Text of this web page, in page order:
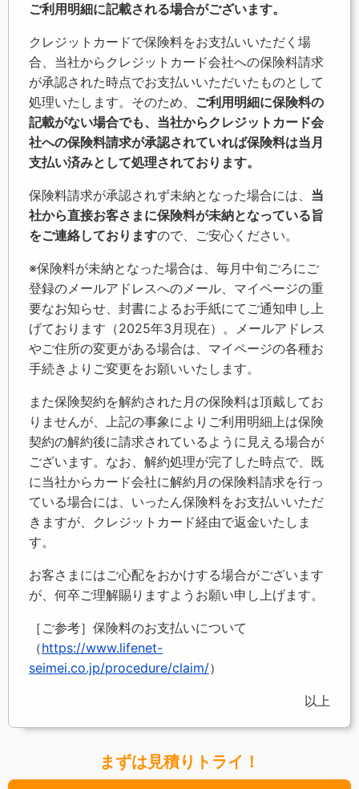
ご利用明細に記載される場合がございます。
クレジットカードで保険料をお支払いいただく場
合、当社からクレジットカード会社への保険料請求
が承認された時点でお支払いいただいたものとして
処理いたします。そのため、 ご利用明細に保険料の
記載がない場合でも、当社からクレジットカード会
社への保険料請求が承認されていれば保険料は当月
支払い済みとして処理されております。
保険料請求が承認されず未納となった場合には、 当
社から直接お客さまに保険料が未納となっている旨
をご連絡しておりますので、ご安心ください。
※保険料が未納となった場合は、毎月中旬ごろにご
登録のメールアドレスへのメール、マイページの重
要なお知らせ、封書によるお手紙にてご通知申し上
げております（2025年3月現在）。メールアドレス
やご住所の変更がある場合は、マイページの各種お
手続きよりご変更をお願いいたします。
また保険契約を解約された月の保険料は頂戴してお
りませんが、上記の事象によりご利用明細上は保険
契約の解約後に請求されているように見える場合が
ございます。なお、解約処理が完了した時点で、既
に当社からカード会社に解約月の保険料請求を行っ
ている場合には、いったん保険料をお支払いいただ
きますが、クレジットカード経由で返金いたしま
す。
お客さまにはご心配をおかけする場合がございます
が、何卒ご理解賜りますようお願い申し上げます。
［ご参考］保険料のお支払いについて
（https://www.lifenet-
seimei.co.jp/procedure/claim/）
以上
まずは見積りトライ！